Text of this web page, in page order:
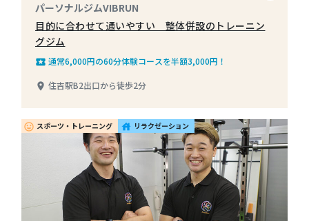
パーソナルジムVIBRUN
目的に合わせて通いやすい 整体併設のトレーニン
グジム
local_play 通常6,000円の60分体験コースを半額3,000円！
place 住吉駅B2出口から徒歩2分
insert_emoticon スポーツ・トレーニング house リラクゼーション